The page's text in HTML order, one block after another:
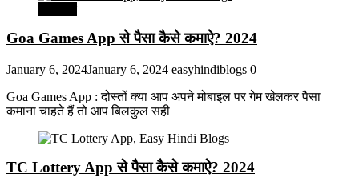
Goa Games App से पैसा कैसे कमाऐ? 2024
January 6, 2024January 6, 2024 easyhindiblogs 0
Goa Games App : दोस्तों क्या आप अपने मोबाइल पर गेम खेलकर पैसा
कमाना चाहते हैं तो आप बिलकुल सही
TC Lottery App से पैसा कैसे कमाऐ? 2024